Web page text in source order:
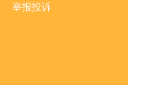
举报投诉